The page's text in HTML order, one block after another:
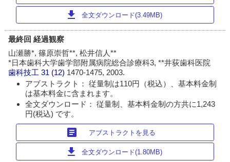
download
全文ダウンロード(3.49MB)
最終回 経過観察
山瀬勝*, 篠原崇哲**, 松井信人**
*日本歯科大学歯学部附属病院総合診療科3, **井荻歯科医院
歯科技工 31 (12) 1470-1475, 2003.
アブストラクト： 従量制は110円（税込）、基本料金制
は基本料金に含まれます。
全文ダウンロード： 従量制、基本料金制の方共に1,243
円(税込) です。
article アブストラクトを見る
download 全文ダウンロード(1.80MB)